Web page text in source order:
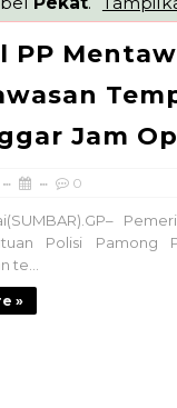
PP
Jam
0
Polisi Pamong
te...
»